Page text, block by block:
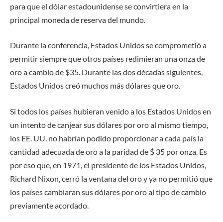
para que el dólar estadounidense se convirtiera en la
principal moneda de reserva del mundo.
Durante la conferencia, Estados Unidos se comprometió a
permitir siempre que otros países redimieran una onza de
oro a cambio de $35. Durante las dos décadas siguientes,
Estados Unidos creó muchos más dólares que oro.
Si todos los países hubieran venido a los Estados Unidos en
un intento de canjear sus dólares por oro al mismo tiempo,
los EE. UU. no habrían podido proporcionar a cada país la
cantidad adecuada de oro a la paridad de $ 35 por onza. Es
por eso que, en 1971, el presidente de los Estados Unidos,
Richard Nixon, cerró la ventana del oro y ya no permitió que
los países cambiaran sus dólares por oro al tipo de cambio
previamente acordado.